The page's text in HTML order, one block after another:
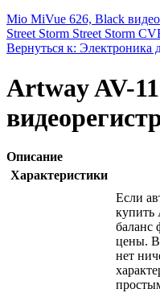
Mio MiVue 626, Black
Street Storm Street Storm
Вернуться к: Электроника
Artway AV-
Описание
Характеристики
Если
купить
баланс
цены. В
нет